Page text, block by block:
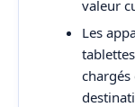
valeur
Les